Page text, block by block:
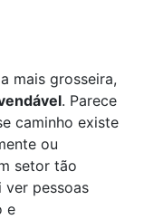
mais grosseira,
. Parece
caminho existe
ou
setor tão
ver pessoas
e